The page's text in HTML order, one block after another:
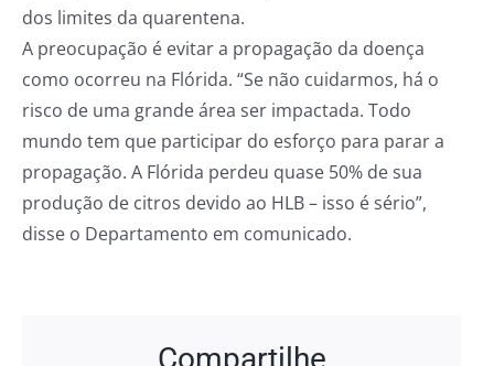
dos limites da quarentena.
A preocupação é evitar a propagação da doença
como ocorreu na Flórida. “Se não cuidarmos, há o
risco de uma grande área ser impactada. Todo
mundo tem que participar do esforço para parar a
propagação. A Flórida perdeu quase 50% de sua
produção de citros devido ao HLB – isso é sério”,
disse o Departamento em comunicado.